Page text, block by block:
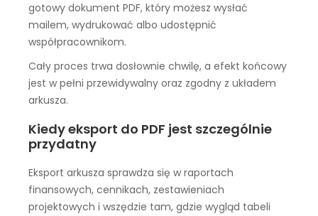
gotowy dokument PDF, który możesz wysłać
mailem, wydrukować albo udostępnić
współpracownikom.
Cały proces trwa dosłownie chwilę, a efekt końcowy
jest w pełni przewidywalny oraz zgodny z układem
arkusza.
Kiedy eksport do PDF jest szczególnie
przydatny
Eksport arkusza sprawdza się w raportach
finansowych, cennikach, zestawieniach
projektowych i wszędzie tam, gdzie wygląd tabeli